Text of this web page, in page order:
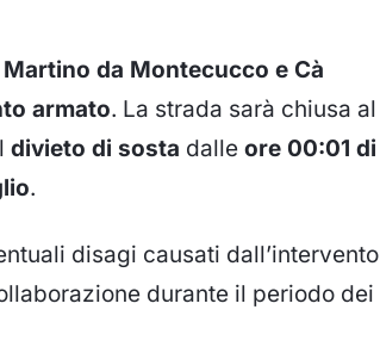
da Montecucco e Cà
armato. La strada sarà chiusa al
divieto di sosta dalle ore 00:01 di
.
disagi causati dall’intervento
durante il periodo dei